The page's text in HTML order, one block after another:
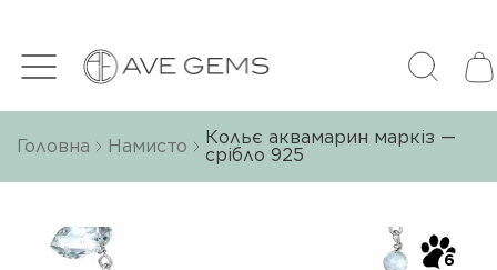
Головна Намисто
Кольє аквамарин маркіз —
срібло 925
6